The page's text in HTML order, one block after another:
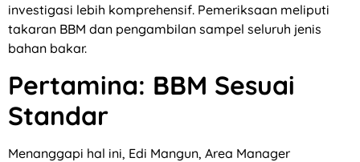
investigasi lebih komprehensif. Pemeriksaan meliputi
takaran BBM dan pengambilan sampel seluruh jenis
bahan bakar.
Pertamina: BBM Sesuai
Standar
Menanggapi hal ini, Edi Mangun, Area Manager